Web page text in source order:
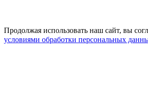
Продолжая использовать наш сайт, вы
условиями обработки персональных